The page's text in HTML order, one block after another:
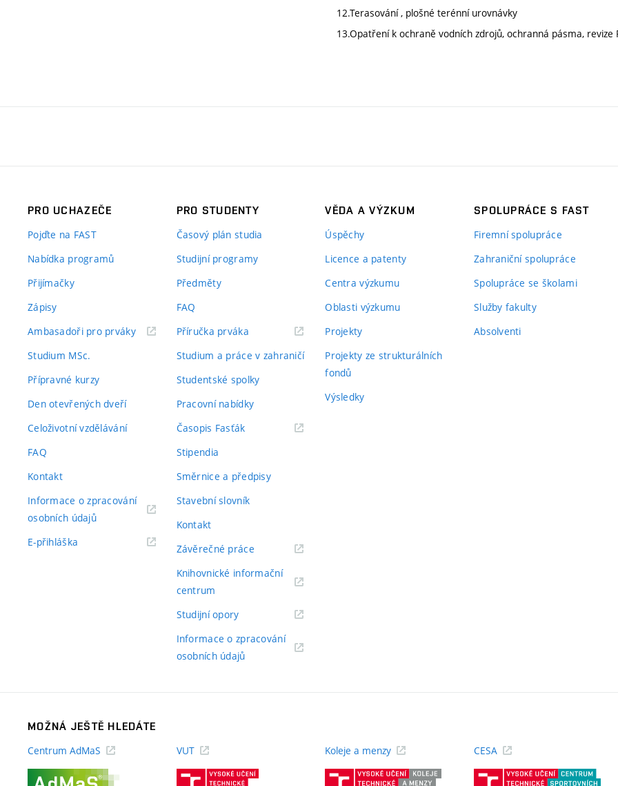
12.Terasování , plošné terénní urovnávky
13.Opatření k ochraně vodních zdrojů, ochranná pásma, revize
PRO UCHAZEČE
Pojďte na FAST
Nabídka programů
Přijímačky
Zápisy
Ambasadoři pro prváky(externí
Studium MSc.
Přípravné kurzy
Den otevřených dveří
Celoživotní vzdělávání
FAQ
Kontakt
Informace o zpracování
osobních údajů(externí
E-přihláška
PRO STUDENTY
Časový plán studia
Studijní programy
Předměty
FAQ
Příručka prváka(externí
Studium a práce v zahraničí
Studentské spolky
Pracovní nabídky
Časopis Fasťák(externí
Stipendia
Směrnice a předpisy
Stavební slovník
Kontakt
Závěrečné práce(externí
Knihovnické informační
centrum
Studijní opory(externí
Informace o zpracování
osobních údajů(externí
VĚDA A VÝZKUM
Úspěchy
Licence a patenty
Centra výzkumu
Oblasti výzkumu
Projekty
Projekty ze strukturálních
fondů
Výsledky
SPOLUPRÁCE S FAST
Firemní spolupráce
Zahraniční spolupráce
Spolupráce se školami
Služby fakulty
Absolventi
MOŽNÁ JEŠTĚ HLEDÁTE
Centrum AdMaS
VUT
(externí
Koleje a menzy
(externí
CESA